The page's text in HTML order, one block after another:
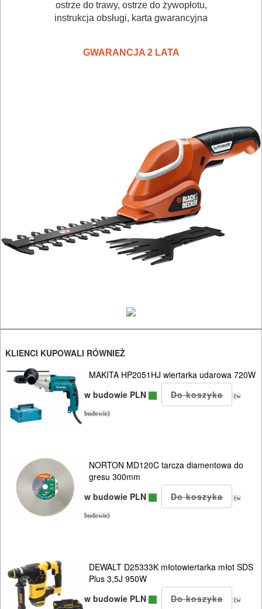
OSPRZĘT
NARZĘDZIA
URZĄDZENIA
ROZRUCHOWE
AGREGATY
ODZIEŻ
ROBOCZA
I
BHP
SPRZĘT
AGD
OGRODNICZE
NARZĘDZIA
KOSY
MYJKI
ostrze do trawy, ostrze do żywopłotu,
instrukcja obsługi, karta gwarancyjna
GWARANCJA 2 LATA
KLIENCI KUPOWALI RÓWNIEŻ
MAKITA HP2051HJ wiertarka udarowa 720W
w budowie PLN
(w
budowie)
NORTON MD120C tarcza diamentowa do
gresu 300mm
w budowie PLN
(w
budowie)
DEWALT D25333K młotowiertarka młot SDS
Plus 3,5J 950W
w budowie PLN
(w